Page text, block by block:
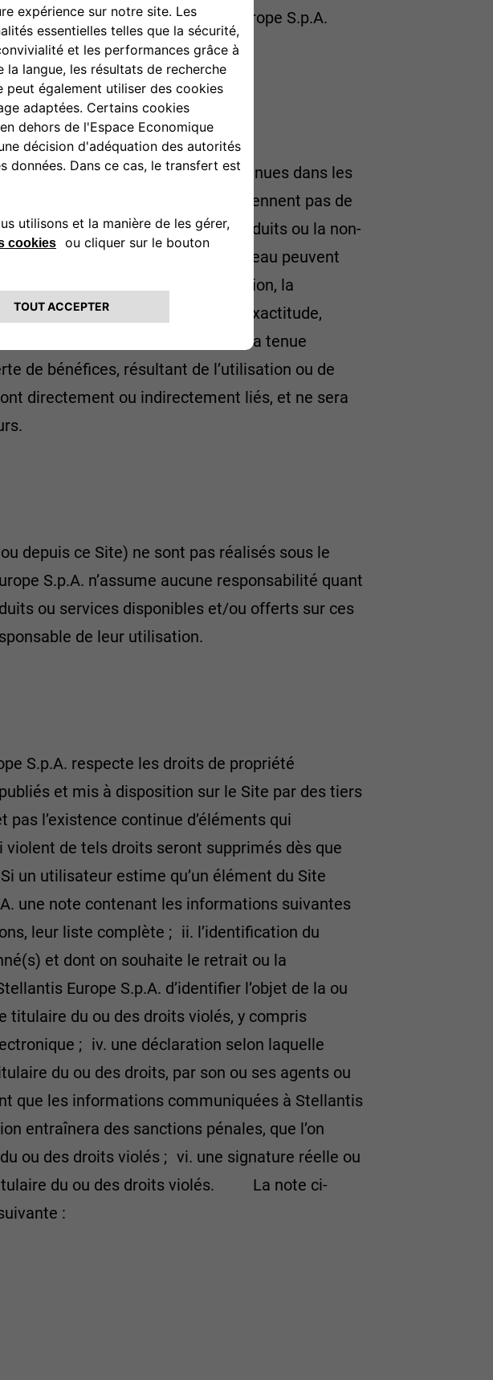
et (ii) sur les Billets, Stellantis Europe S.p.A.
HUB – Mirafiori.
informations et indications contenues dans les
particulier, ces dernières ne contiennent pas de
à certaines fins des Produits ou la non-
liens vers d’autres sites du Réseau peuvent
aucune influence sur la configuration, la
ne garantit pas l’actualisation, l’exactitude,
Stellantis Europe S.p.A. ne sera tenue
de bénéfices, résultant de l’utilisation ou de
directement ou indirectement liés, et ne sera
depuis ce Site) ne sont pas réalisés sous le
S.p.A. n’assume aucune responsabilité quant
ou services disponibles et/ou offerts sur ces
de leur utilisation.
S.p.A. respecte les droits de propriété
et mis à disposition sur le Site par des tiers
pas l’existence continue d’éléments qui
de tels droits seront supprimés dès que
un utilisateur estime qu’un élément du Site
une note contenant les informations suivantes
leur liste complète ; ii. l’identification du
et dont on souhaite le retrait ou la
Europe S.p.A. d’identifier l’objet de la ou
du ou des droits violés, y compris
; iv. une déclaration selon laquelle
du ou des droits, par son ou ses agents ou
que les informations communiquées à Stellantis
entraînera des sanctions pénales, que l’on
ou des droits violés ; vi. une signature réelle ou
titulaire du ou des droits violés. La note ci-
: